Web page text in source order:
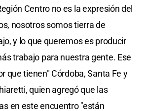
Centro no es la expresión del
nosotros somos tierra de
y lo que queremos es producir
trabajo para nuestra gente. Ese
que tienen" Córdoba, Santa Fe y
quien agregó que las
en este encuentro "están